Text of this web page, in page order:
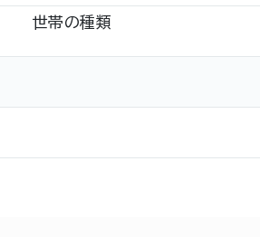
世帯の種類